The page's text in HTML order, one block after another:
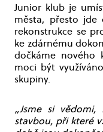
Junior klub je
města, přesto jde
rekonstrukce se
ke zdárnému
dočkáme nového
moci být
skupiny.
„Jsme si
stavbou, při které